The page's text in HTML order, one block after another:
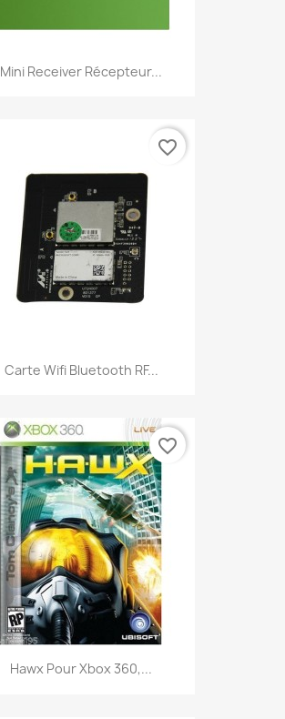
Mini Receiver Récepteur...
Carte Wifi Bluetooth RF...
favorite_border
Hawx Pour Xbox 360,...
favorite_border